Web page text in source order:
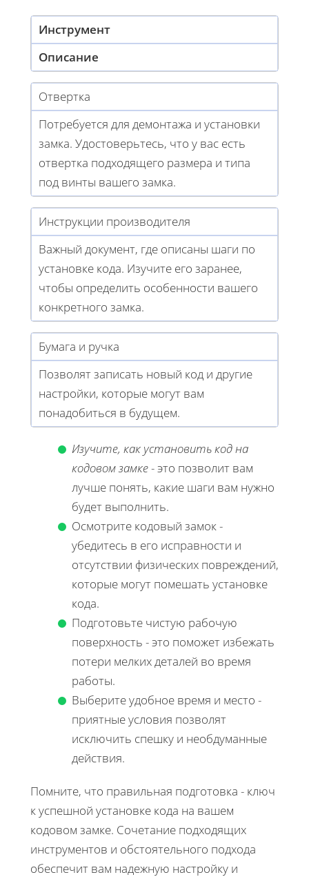
Инструмент
Описание
Отвертка
Потребуется для демонтажа и установки
замка. Удостоверьтесь, что у вас есть
отвертка подходящего размера и типа
под винты вашего замка.
Инструкции производителя
Важный документ, где описаны шаги по
установке кода. Изучите его заранее,
чтобы определить особенности вашего
конкретного замка.
Бумага и ручка
Позволят записать новый код и другие
настройки, которые могут вам
понадобиться в будущем.
Изучите, как установить код на
кодовом замке- это позволит вам
лучше понять, какие шаги вам нужно
будет выполнить.
Осмотрите кодовый замок -
убедитесь в его исправности и
отсутствии физических повреждений,
которые могут помешать установке
кода.
Подготовьте чистую рабочую
поверхность - это поможет избежать
потери мелких деталей во время
работы.
Выберите удобное время и место -
приятные условия позволят
исключить спешку и необдуманные
действия.
Помните, что правильная подготовка - ключ
к успешной установке кода на вашем
кодовом замке. Сочетание подходящих
инструментов и обстоятельного подхода
обеспечит вам надежную настройку и